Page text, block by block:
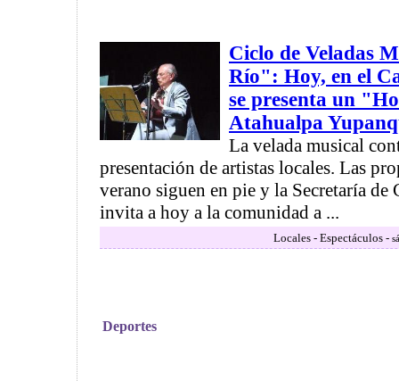
Ciclo de Veladas
Río": Hoy, en el
se presenta un
Atahualpa
La velada musical
presentación de artistas locales. Las
verano siguen en pie y la Secretaría
invita a hoy a la comunidad a ...
Locales - Espectáculos -
Deportes